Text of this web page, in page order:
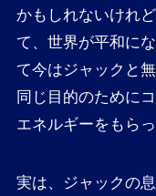
かもしれないけれ
て、世界が平和に
て今はジャックと
同じ目的のために
エネルギーをもら
実は、ジャックの